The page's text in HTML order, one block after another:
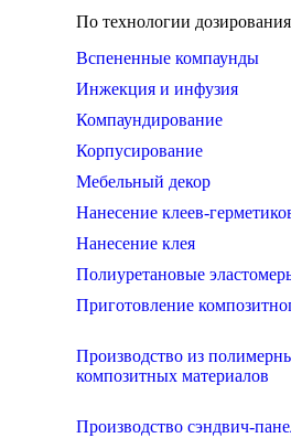
По технологии
Вспененные компаунды
Инжекция и инфузия
Компаундирование
Корпусирование
Мебельный декор
Нанесение клеев-
Нанесение клея
Полиуретановые
Приготовление
Производство из
композитных материалов
Производство сэндвич-